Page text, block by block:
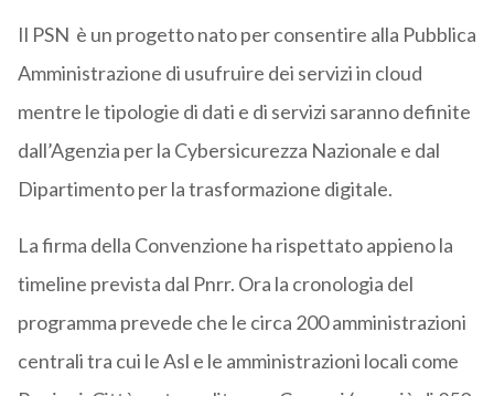
Il PSN è un progetto nato per consentire alla Pubblica
Amministrazione di usufruire dei servizi in cloud
mentre le tipologie di dati e di servizi saranno definite
dall’Agenzia per la Cybersicurezza Nazionale e dal
Dipartimento per la trasformazione digitale.
La firma della Convenzione ha rispettato appieno la
timeline prevista dal Pnrr. Ora la cronologia del
programma prevede che le circa 200 amministrazioni
centrali tra cui le Asl e le amministrazioni locali come